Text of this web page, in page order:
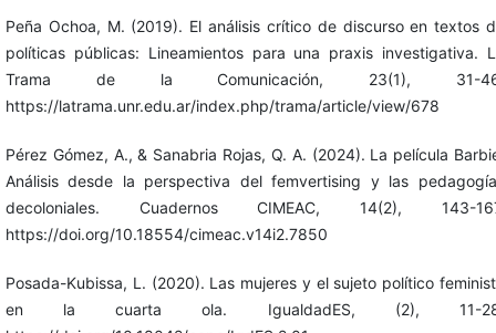
Peña Ochoa, M. (2019). El análisis crítico de discurso en textos
políticas públicas: Lineamientos para una praxis investigativa.
Trama de la Comunicación, 23(1), 31-
https://latrama.unr.edu.ar/index.php/trama/article/view/678
Pérez Gómez, A., & Sanabria Rojas, Q. A. (2024). La película
Análisis desde la perspectiva del femvertising y las
decoloniales. Cuadernos CIMEAC, 14(2), 143-
https://doi.org/10.18554/cimeac.v14i2.7850
Posada-Kubissa, L. (2020). Las mujeres y el sujeto político
en la cuarta ola. IgualdadES, (2), 11-